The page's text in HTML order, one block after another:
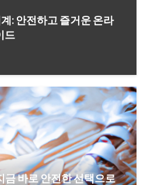
: 안전하고 즐거운 온라
드
금 바로 안전한 선택으로